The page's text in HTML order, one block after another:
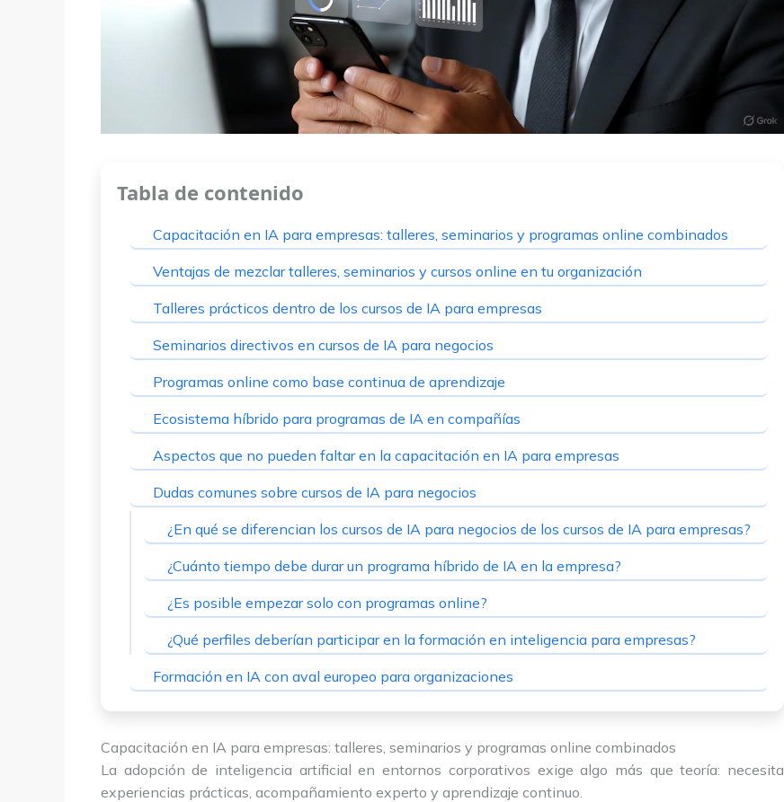
Tabla de contenido
Capacitación en IA para empresas: talleres, seminarios y programas online combinados
Ventajas de mezclar talleres, seminarios y cursos online en tu organización
Talleres prácticos dentro de los cursos de IA para empresas
Seminarios directivos en cursos de IA para negocios
Programas online como base continua de aprendizaje
Ecosistema híbrido para programas de IA en compañías
Aspectos que no pueden faltar en la capacitación en IA para empresas
Dudas comunes sobre cursos de IA para negocios
¿En qué se diferencian los cursos de IA para negocios de los cursos de IA para empresas?
¿Cuánto tiempo debe durar un programa híbrido de IA en la empresa?
¿Es posible empezar solo con programas online?
¿Qué perfiles deberían participar en la formación en inteligencia para empresas?
Formación en IA con aval europeo para organizaciones
Capacitación en IA para empresas: talleres, seminarios y programas online combinados
La adopción de inteligencia artificial en entornos corporativos exige algo más que teoría: necesita
experiencias prácticas, acompañamiento experto y aprendizaje continuo.